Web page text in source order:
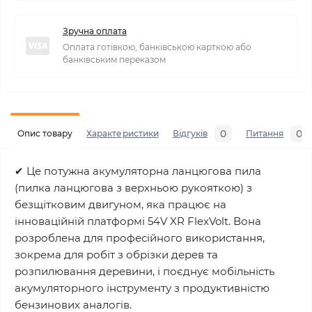
Зручна оплата
Оплата готівкою, банківською карткою або
банківським переказом
Опис товару Характеристики Відгуків 0 Питання 0
✔ Це потужна акумуляторна ланцюгова пила
(пилка ланцюгова з верхньою рукояткою) з
безщітковим двигуном, яка працює на
інноваційній платформі 54V XR FlexVolt. Вона
розроблена для професійного використання,
зокрема для робіт з обрізки дерев та
розпилювання деревини, і поєднує мобільність
акумуляторного інструменту з продуктивністю
бензинових аналогів.